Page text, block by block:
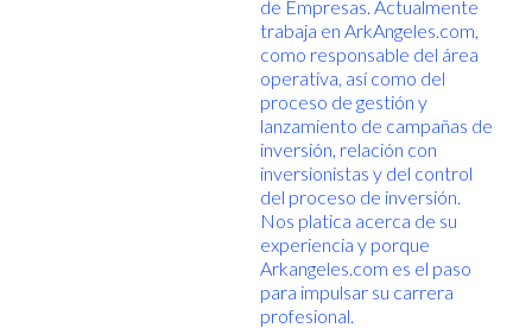
de Empresas. Actualmente
trabaja en ArkAngeles.com,
como responsable del área
operativa, así como del
proceso de gestión y
lanzamiento de campañas de
inversión, relación con
inversionistas y del control
del proceso de inversión.
Nos platica acerca de su
experiencia y porque
Arkangeles.com es el paso
para impulsar su carrera
profesional.